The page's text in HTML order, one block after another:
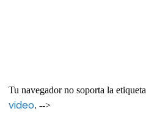
Tu navegador no soporta la etiqueta
video. -->